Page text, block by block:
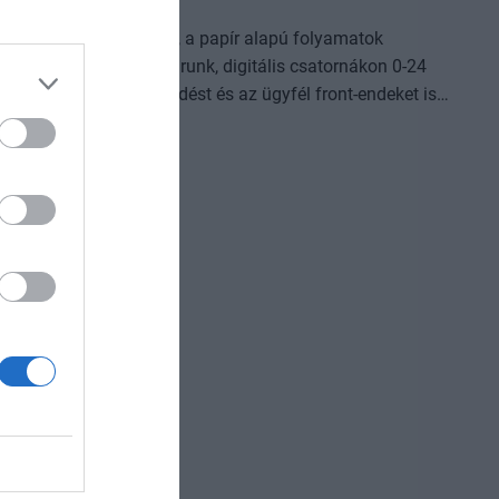
vállalatok működése, a papír alapú folyamatok
ügyekben járunk, digitális csatornákon 0-24
a belső működést és az ügyfél front-endeket is
cselekedni képes AI-ügynökök, illetve az egyes
és vállalti megoldások korábban
is felforgatja a mesterséges intelligencia? Mire